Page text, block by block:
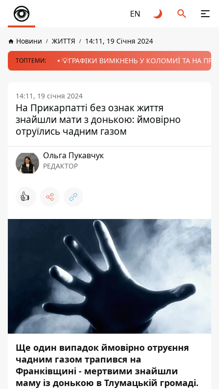
EN
Новини ЖИТТЯ 14:11, 19 Січня 2024
ТОПТЕМИ: 💡ГРАФІКИ ВИМКНЕНЬ У КОЛОМИЇ ТА НА
14:11, 19 січня 2024
На Прикарпатті без ознак життя
знайшли мати з донькою: ймовірно
отруїлись чадним газом
Ольга Пукавчук
РЕДАКТОР
👍
Ще один випадок ймовірно отруєння
чадним газом трапився на
Франківщині - мертвими знайшли
маму із донькою в Тлумацькій громаді.